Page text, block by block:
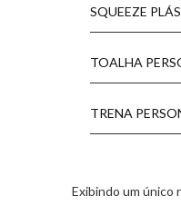
SQUEEZE
TOALHA
TRENA
Exibindo um único